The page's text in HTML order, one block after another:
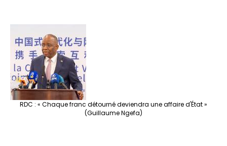
RDC : « Chaque franc détourné deviendra une affaire d'État »
(Guillaume Ngefa)